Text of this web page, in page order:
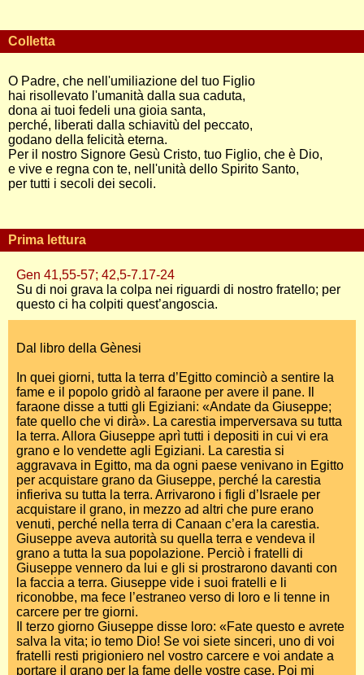
Colletta
O Padre, che nell'umiliazione del tuo Figlio
hai risollevato l'umanità dalla sua caduta,
dona ai tuoi fedeli una gioia santa,
perché, liberati dalla schiavitù del peccato,
godano della felicità eterna.
Per il nostro Signore Gesù Cristo, tuo Figlio, che è Dio,
e vive e regna con te, nell'unità dello Spirito Santo,
per tutti i secoli dei secoli.
Prima lettura
Gen 41,55-57; 42,5-7.17-24
Su di noi grava la colpa nei riguardi di nostro fratello; per
questo ci ha colpiti quest’angoscia.
Dal libro della Gènesi
In quei giorni, tutta la terra d’Egitto cominciò a sentire la
fame e il popolo gridò al faraone per avere il pane. Il
faraone disse a tutti gli Egiziani: «Andate da Giuseppe;
fate quello che vi dirà». La carestia imperversava su tutta
la terra. Allora Giuseppe aprì tutti i depositi in cui vi era
grano e lo vendette agli Egiziani. La carestia si
aggravava in Egitto, ma da ogni paese venivano in Egitto
per acquistare grano da Giuseppe, perché la carestia
infieriva su tutta la terra. Arrivarono i figli d’Israele per
acquistare il grano, in mezzo ad altri che pure erano
venuti, perché nella terra di Canaan c’era la carestia.
Giuseppe aveva autorità su quella terra e vendeva il
grano a tutta la sua popolazione. Perciò i fratelli di
Giuseppe vennero da lui e gli si prostrarono davanti con
la faccia a terra. Giuseppe vide i suoi fratelli e li
riconobbe, ma fece l’estraneo verso di loro e li tenne in
carcere per tre giorni.
Il terzo giorno Giuseppe disse loro: «Fate questo e avrete
salva la vita; io temo Dio! Se voi siete sinceri, uno di voi
fratelli resti prigioniero nel vostro carcere e voi andate a
portare il grano per la fame delle vostre case. Poi mi